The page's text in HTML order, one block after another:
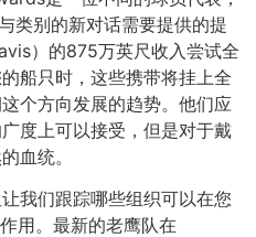
类别的新对话需要提供的提
）的875万英尺收入尝试全
船只时，这些携带将挂上全
个方向发展的趋势。他们应
度上可以接受，但是对于戴
血统。
我们跟踪哪些组织可以在您
用。最新的老鹰队在